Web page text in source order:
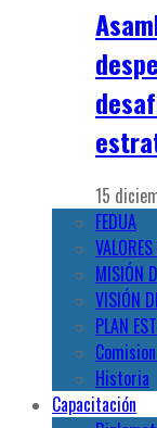
15
FEDUA
MISIÓN
VISIÓN
PLAN
Historia
Capacitación